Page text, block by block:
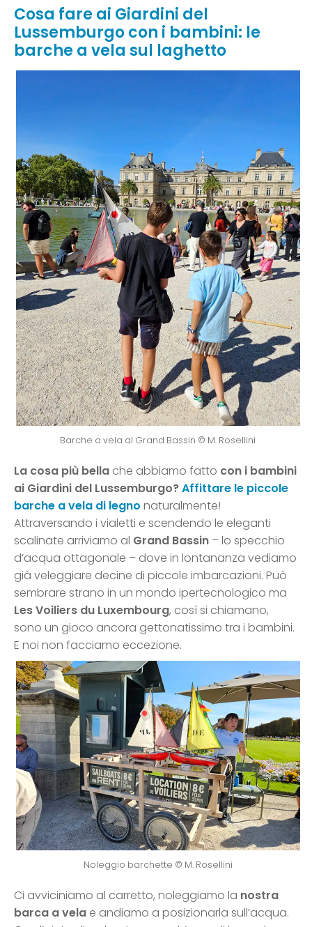
Cosa fare ai Giardini del
Lussemburgo con i bambini: le
barche a vela sul laghetto
Barche a vela al Grand Bassin © M. Rosellini
La cosa più bella che abbiamo fatto con i bambini
ai Giardini del Lussemburgo?Affittare le piccole
barche a vela di legno naturalmente!
Attraversando i vialetti e scendendo le eleganti
scalinate arriviamo al Grand Bassin – lo specchio
d’acqua ottagonale – dove in lontananza vediamo
già veleggiare decine di piccole imbarcazioni. Può
sembrare strano in un mondo ipertecnologico ma
Les Voiliers du Luxembourg, così si chiamano,
sono un gioco ancora gettonatissimo tra i bambini.
E noi non facciamo eccezione.
Noleggio barchette © M. Rosellini
Ci avviciniamo al carretto, noleggiamo la nostra
barca a vela e andiamo a posizionarla sull’acqua.